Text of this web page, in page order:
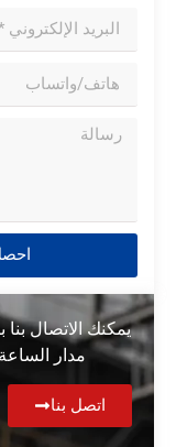
يمكنك الاتصال
مدار
اتصل بنا